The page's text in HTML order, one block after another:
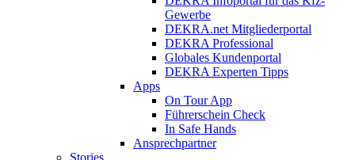
Gewerbe
DEKRA.net Mitgliederportal
DEKRA Professional
Globales Kundenportal
DEKRA Experten Tipps
Apps
On Tour App
Führerschein Check
In Safe Hands
Ansprechpartner
Stories